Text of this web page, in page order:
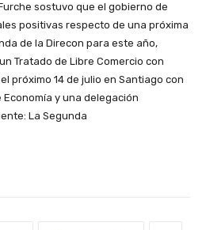
sostuvo que el gobierno de
positivas respecto de una próxima
de la Direcon para este año,
Tratado de Libre Comercio con
próximo 14 de julio en Santiago con
y una delegación
La Segunda